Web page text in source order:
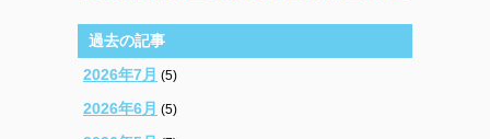
過去の記事
2026年7月 (5)
2026年6月 (5)